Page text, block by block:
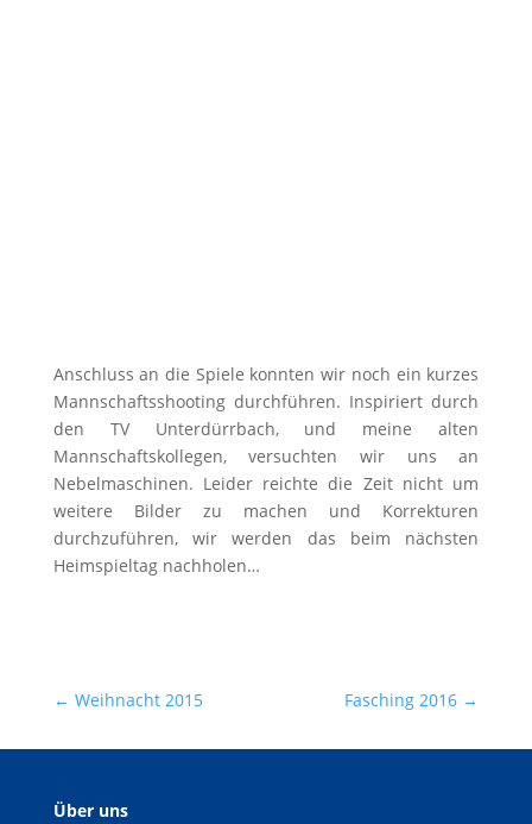
Anschluss an die Spiele konnten wir noch ein kurzes
Mannschaftsshooting durchführen. Inspiriert durch
den TV Unterdürrbach, und meine alten
Mannschaftskollegen, versuchten wir uns an
Nebelmaschinen. Leider reichte die Zeit nicht um
weitere Bilder zu machen und Korrekturen
durchzuführen, wir werden das beim nächsten
Heimspieltag nachholen…
← Weihnacht 2015 Fasching 2016 →
Über uns